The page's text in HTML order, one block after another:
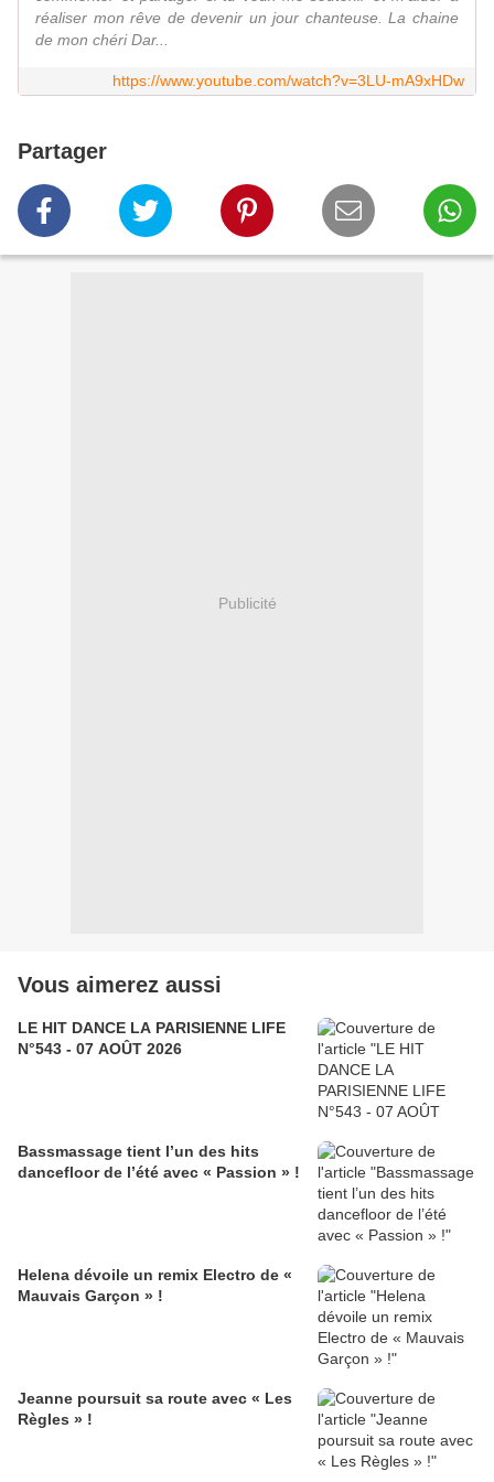
réaliser mon rêve de devenir un jour chanteuse. La chaine
de mon chéri Dar...
https://www.youtube.com/watch?v=3LU-mA9xHDw
Partager
Publicité
Vous aimerez aussi
LE HIT DANCE LA PARISIENNE LIFE
N°543 - 07 AOÛT 2026
Bassmassage tient l’un des hits
dancefloor de l’été avec « Passion » !
Helena dévoile un remix Electro de «
Mauvais Garçon » !
Jeanne poursuit sa route avec « Les
Règles » !